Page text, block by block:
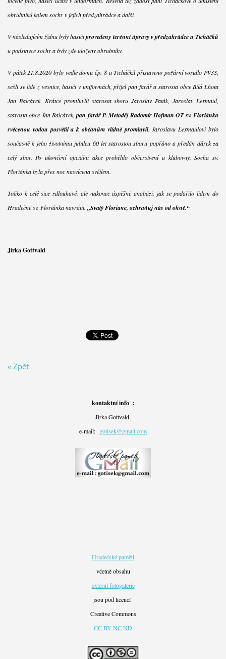
obrubníků kolem sochy v jejich předzahrádce a další.
V následujícím týdnu byly hasičiprovedeny terénní úpravy v předzahrádce u Ticháčků
u podstavce sochy a byly zde uloženy obrubníky.
V pátek 21.8.2020 bylo vedle domu čp. 8 u Ticháčků přistaveno požární vozidlo PV3S,
sešli se lidé z vesnice, hasiči v uniformách, přijel pan farář a starosta obce Bílá Lhota
Jan Balcárek. Krátce promluvili starosta sboru Jaroslav Paták, Jaroslav Lexmaul,
starosta obce Jan Balcárek,pan farář P. Metoděj Radomír Hofman OT sv. Floriánka
svěcenou vodou posvětil a k občanům vlídně promluvil. Jaroslavu Lexmaulovi bylo
současně k jeho životnímu jubileu 60 let starostou sboru popřáno a předán dárek za
celý sbor. Po ukončení oficiální akce proběhlo občerstvení u klubovny. Socha sv.
Floriánka byla přes noc nasvícena světlem.
Toliko k celé sice zdlouhavé, ale nakonec úspěšné anabázi, jak se podařilo lidem do
Hradečné sv. Floriánka navrátit. „Svatý Floriane, ochraňuj nás od ohně.“
Jirka Gottvald
« Zpět
kontaktní info :
Jirka Gottvald
e-mail: gotisek@gmail.com
Hradečské paměti
včetně obsahu
externí fotogalerie
jsou pod licencí
Creative Commons
CC BY NC ND